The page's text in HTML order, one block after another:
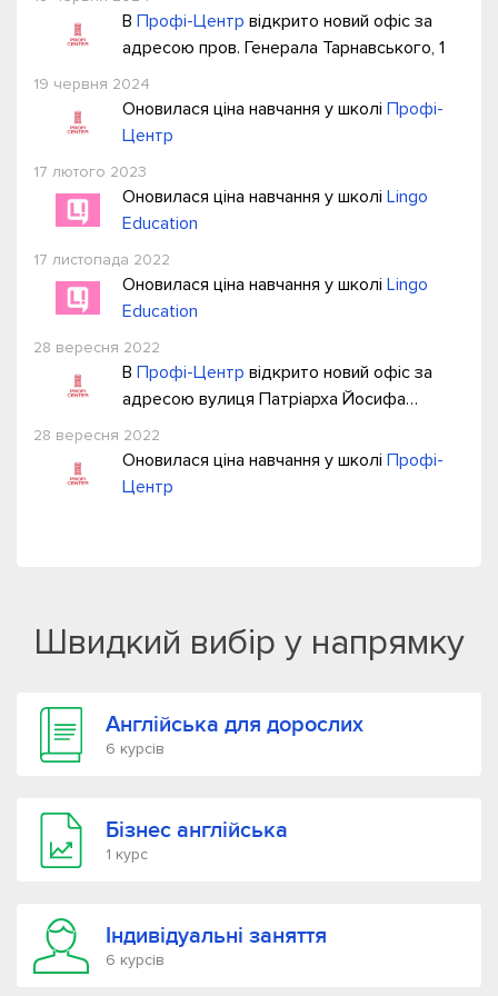
В Профі-Центр відкрито новий офіс за
адресою пров. Генерала Тарнавського, 1
19 червня 2024
Оновилася ціна навчання у школі Профі-
Центр
17 лютого 2023
Оновилася ціна навчання у школі Lingo
Education
17 листопада 2022
Оновилася ціна навчання у школі Lingo
Education
28 вересня 2022
В Профі-Центр відкрито новий офіс за
адресою вулиця Патріарха Йосифа
Сліпого, 8
28 вересня 2022
Оновилася ціна навчання у школі Профі-
Центр
Швидкий вибір у напрямку
Англійська для дорослих
6 курсів
Бізнес англійська
1 курс
Індивідуальні заняття
6 курсів